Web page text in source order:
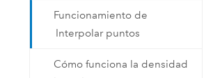
Funcionamiento de
Interpolar puntos
Cómo funciona la densidad